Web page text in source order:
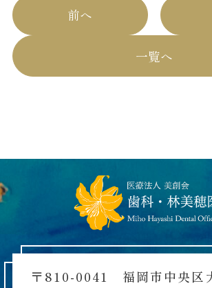
前へ
一覧へ
〒810-0041 福岡市中央区